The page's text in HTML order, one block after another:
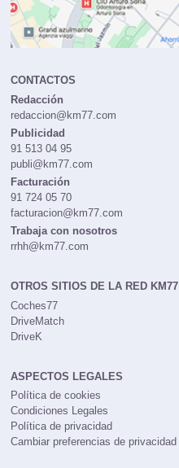
CONTACTOS
Redacción
redaccion@km77.com
Publicidad
91 513 04 95
publi@km77.com
Facturación
91 724 05 70
facturacion@km77.com
Trabaja con nosotros
rrhh@km77.com
OTROS SITIOS DE LA RED KM77
Coches77
DriveMatch
DriveK
ASPECTOS LEGALES
Política de cookies
Condiciones Legales
Política de privacidad
Cambiar preferencias de privacidad